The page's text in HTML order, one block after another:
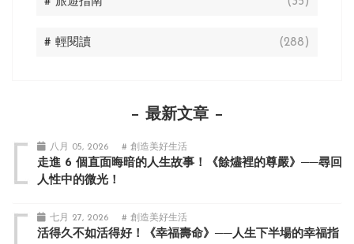
# 輕閱讀 (288)
最新文章
八月 05, 2026 # 創造美好生活
走進 6 個直面晦暗的人生故事！《餘燼裡的尊嚴》──尋回
人性中的微光！
七月 27, 2026 # 創造美好生活
活得久不如活得好！《幸福壽命》──人生下半場的幸福指